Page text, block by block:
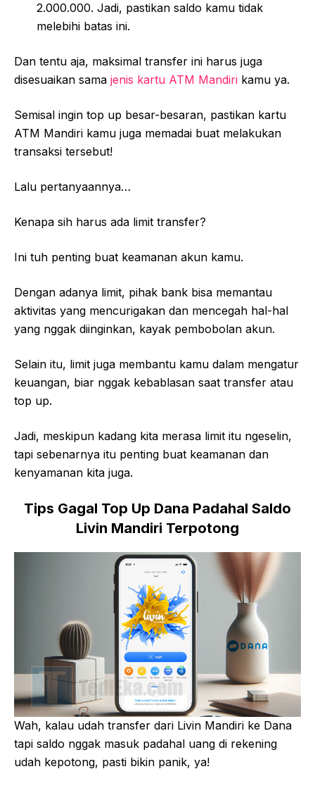
2.000.000. Jadi, pastikan saldo kamu tidak
melebihi batas ini.
Dan tentu aja, maksimal transfer ini harus juga
disesuaikan sama jenis kartu ATM Mandiri kamu ya.
Semisal ingin top up besar-besaran, pastikan kartu
ATM Mandiri kamu juga memadai buat melakukan
transaksi tersebut!
Lalu pertanyaannya…
Kenapa sih harus ada limit transfer?
Ini tuh penting buat keamanan akun kamu.
Dengan adanya limit, pihak bank bisa memantau
aktivitas yang mencurigakan dan mencegah hal-hal
yang nggak diinginkan, kayak pembobolan akun.
Selain itu, limit juga membantu kamu dalam mengatur
keuangan, biar nggak kebablasan saat transfer atau
top up.
Jadi, meskipun kadang kita merasa limit itu ngeselin,
tapi sebenarnya itu penting buat keamanan dan
kenyamanan kita juga.
Tips Gagal Top Up Dana Padahal Saldo
Livin Mandiri Terpotong
Wah, kalau udah transfer dari Livin Mandiri ke Dana
tapi saldo nggak masuk padahal uang di rekening
udah kepotong, pasti bikin panik, ya!